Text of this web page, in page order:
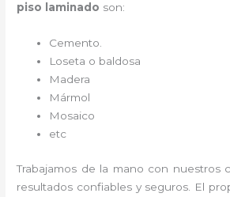
piso laminado son:
Cemento.
Loseta o baldosa
Madera
Mármol
Mosaico
etc
Trabajamos de la mano con nuestros
resultados confiables y seguros. El